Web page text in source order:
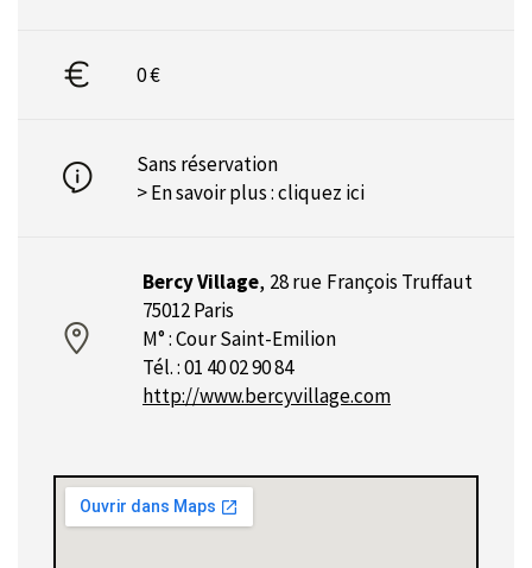
0 €
Sans réservation
> En savoir plus :cliquez ici
Bercy Village, 28 rue François Truffaut
75012 Paris
M° : Cour Saint-Emilion
Tél. : 01 40 02 90 84
http://www.bercyvillage.com